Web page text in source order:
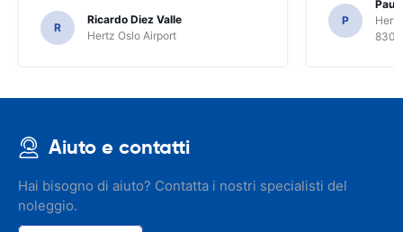
R
Ricardo Diez Valle
Hertz Oslo Airport
P
Paul
8300
Aiuto e contatti
Hai bisogno di aiuto? Contatta i nostri specialisti del
noleggio.